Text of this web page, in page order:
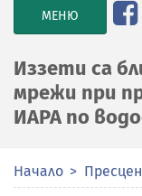
TOGGLE
NAVIGATION
МЕНЮ
Иззети са
мрежи при
ИАРА по
Начало